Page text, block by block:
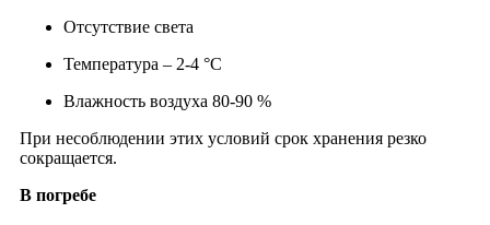
Отсутствие света
Температура – 2-4 °С
Влажность воздуха 80-90 %
При несоблюдении этих условий срок хранения резко
сокращается.
В погребе